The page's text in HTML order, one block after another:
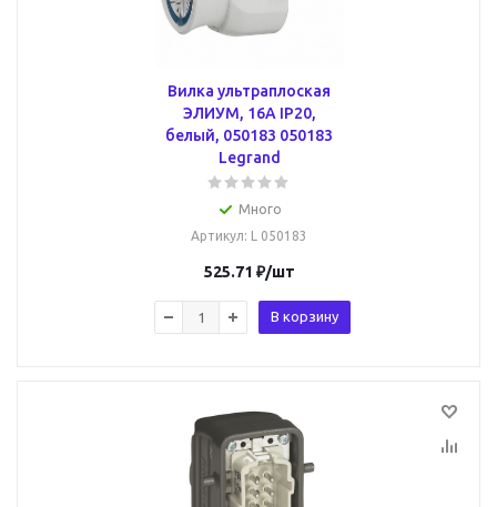
Вилка ультраплоская
ЭЛИУМ, 16А IP20,
белый, 050183 050183
Legrand
Много
Артикул: L 050183
525.71 ₽/шт
В корзину